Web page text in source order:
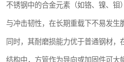
不锈钢中的合金元素（如铬、镍、钼
与冲击韧性，在长期重载下不易发生
同时，其耐磨损能力优于普通钢材
结构中，方管作为导向或加固件可大